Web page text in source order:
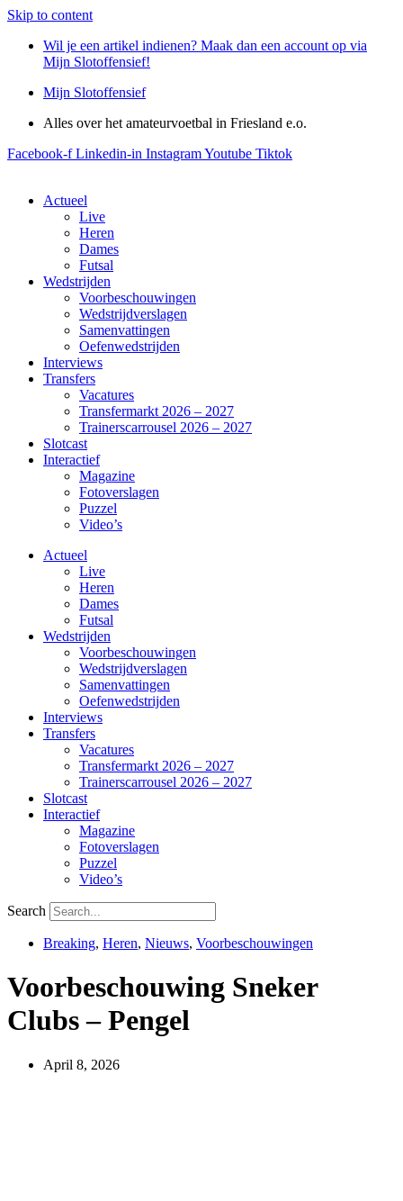
Skip to content
Wil je een artikel indienen? Maak dan een account op via
Mijn Slotoffensief!
Mijn Slotoffensief
Alles over het amateurvoetbal in Friesland e.o.
Facebook-f Linkedin-in InstagramYoutube Tiktok
Actueel
Live
Heren
Dames
Futsal
Wedstrijden
Voorbeschouwingen
Wedstrijdverslagen
Samenvattingen
Oefenwedstrijden
Interviews
Transfers
Vacatures
Transfermarkt 2026 – 2027
Trainerscarrousel 2026 – 2027
Slotcast
Interactief
Magazine
Fotoverslagen
Puzzel
Video’s
Actueel
Live
Heren
Dames
Futsal
Wedstrijden
Voorbeschouwingen
Wedstrijdverslagen
Samenvattingen
Oefenwedstrijden
Interviews
Transfers
Vacatures
Transfermarkt 2026 – 2027
Trainerscarrousel 2026 – 2027
Slotcast
Interactief
Magazine
Fotoverslagen
Puzzel
Video’s
Search
Breaking, Heren, Nieuws, Voorbeschouwingen
Voorbeschouwing Sneker
Clubs – Pengel
April 8, 2026